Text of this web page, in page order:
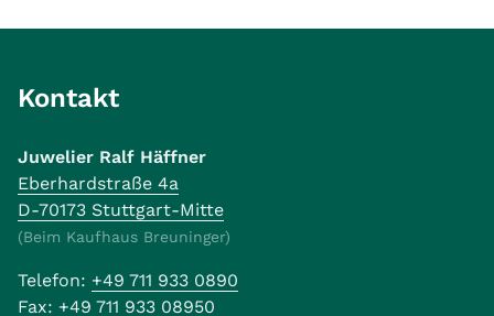
Kontakt
Juwelier Ralf Häffner
Eberhardstraße 4a
D-70173 Stuttgart-Mitte
(Beim Kaufhaus Breuninger)
Telefon: +49 711 933 0890
Fax: +49 711 933 08950